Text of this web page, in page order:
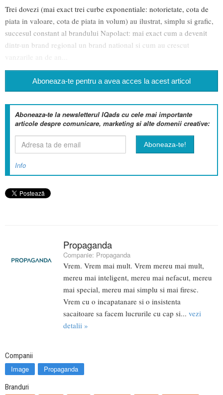
Trei dovezi (mai exact trei curbe exponentiale: notorietate, cota de
piata in valoare, cota de piata in volum) au ilustrat, simplu si grafic,
succesul constant al brandului Napolact: mai exact cum a devenit
dintr-un brand regional un brand national si cum au crescut
vanzarile an de an...
Aboneaza-te pentru a avea acces la acest articol
Aboneaza-te la newsletterul IQads cu cele mai importante
articole despre comunicare, marketing si alte domenii creative:
Info
Propaganda
Companie: Propaganda
Vrem. Vrem mai mult. Vrem mereu mai mult,
mereu mai inteligent, mereu mai nefacut, mereu
mai special, mereu mai simplu si mai firesc.
Vrem cu o incapatanare si o insistenta
sacaitoare sa facem lucrurile cu cap si... vezi
detalii »
Companii
Image Propaganda
Branduri